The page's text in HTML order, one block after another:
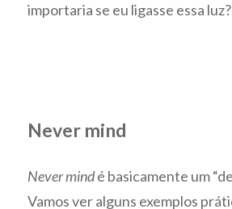
importaria se eu ligasse essa luz?
Never mind
Never mindé basicamente um
Vamos ver alguns exemplos